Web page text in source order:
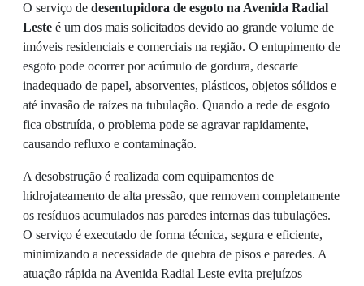
O serviço de desentupidora de esgoto na Avenida Radial
Leste é um dos mais solicitados devido ao grande volume de
imóveis residenciais e comerciais na região. O entupimento de
esgoto pode ocorrer por acúmulo de gordura, descarte
inadequado de papel, absorventes, plásticos, objetos sólidos e
até invasão de raízes na tubulação. Quando a rede de esgoto
fica obstruída, o problema pode se agravar rapidamente,
causando refluxo e contaminação.
A desobstrução é realizada com equipamentos de
hidrojateamento de alta pressão, que removem completamente
os resíduos acumulados nas paredes internas das tubulações.
O serviço é executado de forma técnica, segura e eficiente,
minimizando a necessidade de quebra de pisos e paredes. A
atuação rápida na Avenida Radial Leste evita prejuízos